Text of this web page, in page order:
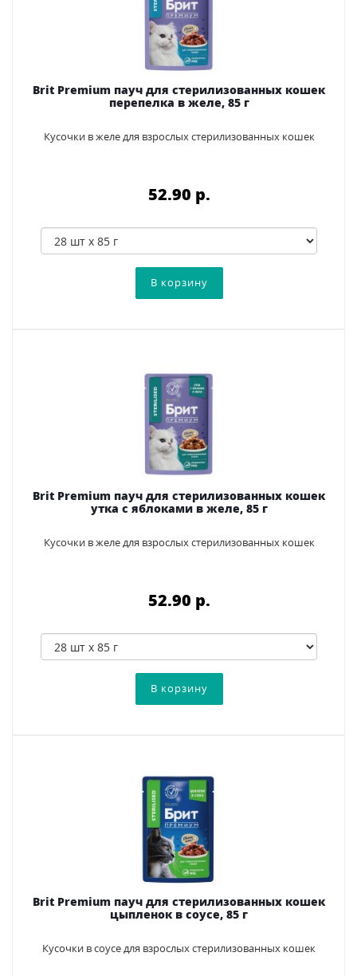
Brit Premium пауч для стерилизованных кошек
перепелка в желе, 85 г
Кусочки в желе для взрослых стерилизованных кошек
52.90 p.
Brit Premium пауч для стерилизованных кошек
утка с яблоками в желе, 85 г
Кусочки в желе для взрослых стерилизованных кошек
52.90 p.
Brit Premium пауч для стерилизованных кошек
цыпленок в соусе, 85 г
Кусочки в соусе для взрослых стерилизованных кошек